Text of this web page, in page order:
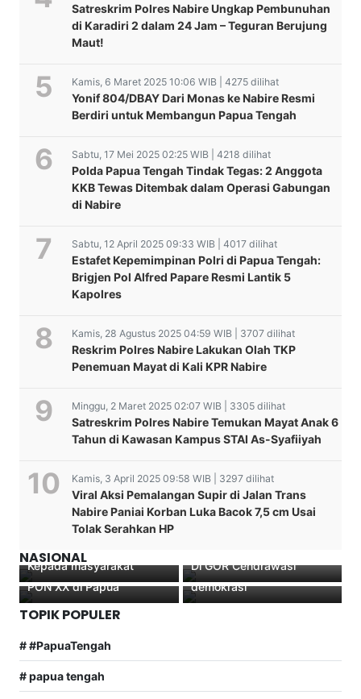
Satreskrim Polres Nabire Ungkap Pembunuhan
di Karadiri 2 dalam 24 Jam – Teguran Berujung
Maut!
Kamis, 6 Maret 2025 10:06 WIB | 4275 dilihat
Yonif 804/DBAY Dari Monas ke Nabire Resmi
Berdiri untuk Membangun Papua Tengah
Sabtu, 17 Mei 2025 02:25 WIB | 4218 dilihat
Polda Papua Tengah Tindak Tegas: 2 Anggota
KKB Tewas Ditembak dalam Operasi Gabungan
di Nabire
Sabtu, 12 April 2025 09:33 WIB | 4017 dilihat
Estafet Kepemimpinan Polri di Papua Tengah:
Brigjen Pol Alfred Papare Resmi Lantik 5
Kapolres
Kamis, 28 Agustus 2025 04:59 WIB | 3707 dilihat
Reskrim Polres Nabire Lakukan Olah TKP
Penemuan Mayat di Kali KPR Nabire
Minggu, 2 Maret 2025 02:07 WIB | 3305 dilihat
Satreskrim Polres Nabire Temukan Mayat Anak 6
Tahun di Kawasan Kampus STAI As-Syafiiyah
Kamis, 3 April 2025 09:58 WIB | 3297 dilihat
Viral Aksi Pemalangan Supir di Jalan Trans
Nabire Paniai Korban Luka Bacok 7,5 cm Usai
Tolak Serahkan HP
NASIONAL
Wakapolres Nabire Samuel
D. Tatiratu “Polres Nabire
Berusaha Menumbuhkan
Kepada masyarakat
Di GOR Cendrawasi
FKUB Nabire Menggelar
Doa Bersama Ralam
Rangka Mendukung
Suksesnya Pelaksanaan
PON XX di Papua
adalah salah satu pilar
demokrasi “
TOPIK POPULER
# #PapuaTengah
# papua tengah